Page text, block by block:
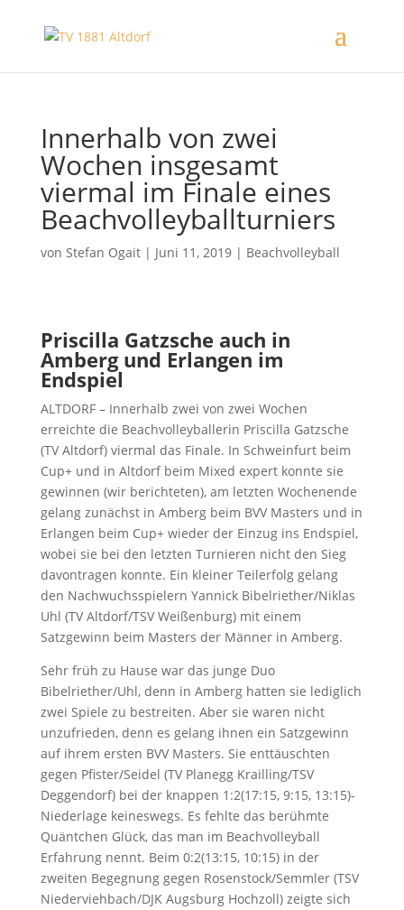
Innerhalb von zwei
Wochen insgesamt
viermal im Finale eines
Beachvolleyballturniers
von Stefan Ogait| Juni 11, 2019| Beachvolleyball
Priscilla Gatzsche auch in
Amberg und Erlangen im
Endspiel
ALTDORF – Innerhalb zwei von zwei Wochen
erreichte die Beachvolleyballerin Priscilla Gatzsche
(TV Altdorf) viermal das Finale. In Schweinfurt beim
Cup+ und in Altdorf beim Mixed expert konnte sie
gewinnen (wir berichteten), am letzten Wochenende
gelang zunächst in Amberg beim BVV Masters und in
Erlangen beim Cup+ wieder der Einzug ins Endspiel,
wobei sie bei den letzten Turnieren nicht den Sieg
davontragen konnte. Ein kleiner Teilerfolg gelang
den Nachwuchsspielern Yannick Bibelriether/Niklas
Uhl (TV Altdorf/TSV Weißenburg) mit einem
Satzgewinn beim Masters der Männer in Amberg.
Sehr früh zu Hause war das junge Duo
Bibelriether/Uhl, denn in Amberg hatten sie lediglich
zwei Spiele zu bestreiten. Aber sie waren nicht
unzufrieden, denn es gelang ihnen ein Satzgewinn
auf ihrem ersten BVV Masters. Sie enttäuschten
gegen Pfister/Seidel (TV Planegg Krailling/TSV
Deggendorf) bei der knappen 1:2(17:15, 9:15, 13:15)-
Niederlage keineswegs. Es fehlte das berühmte
Quäntchen Glück, das man im Beachvolleyball
Erfahrung nennt. Beim 0:2(13:15, 10:15) in der
zweiten Begegnung gegen Rosenstock/Semmler (TSV
Niederviehbach/DJK Augsburg Hochzoll) zeigte sich